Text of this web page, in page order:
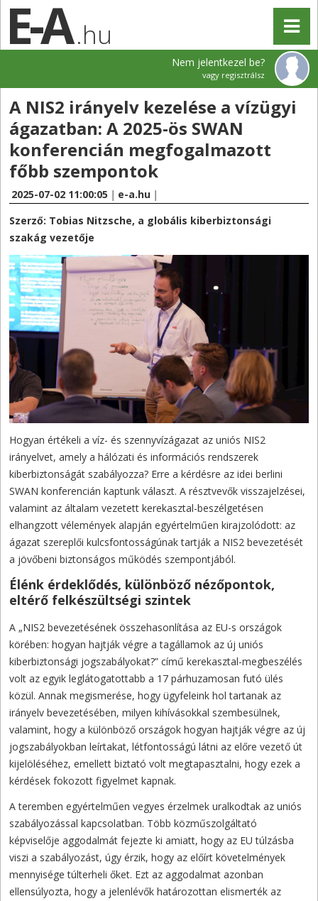
.hu
Nem jelentkezel be?
vagy regisztrálsz
A NIS2 irányelv kezelése a vízügyi
ágazatban: A 2025-ös SWAN
konferencián megfogalmazott
főbb szempontok
2025-07-02 11:00:05 | e-a.hu |
Szerző: Tobias Nitzsche, a globális kiberbiztonsági
szakág vezetője
Hogyan értékeli a víz- és szennyvízágazat az uniós NIS2
irányelvet, amely a hálózati és információs rendszerek
kiberbiztonságát szabályozza? Erre a kérdésre az idei berlini
SWAN konferencián kaptunk választ. A résztvevők visszajelzései,
valamint az általam vezetett kerekasztal-beszélgetésen
elhangzott vélemények alapján egyértelműen kirajzolódott: az
ágazat szereplői kulcsfontosságúnak tartják a NIS2 bevezetését
a jövőbeni biztonságos működés szempontjából.
Élénk érdeklődés, különböző nézőpontok,
eltérő felkészültségi szintek
A „NIS2 bevezetésének összehasonlítása az EU-s országok
körében: hogyan hajtják végre a tagállamok az új uniós
kiberbiztonsági jogszabályokat?” című kerekasztal-megbeszélés
volt az egyik leglátogatottabb a 17 párhuzamosan futó ülés
közül. Annak megismerése, hogy ügyfeleink hol tartanak az
irányelv bevezetésében, milyen kihívásokkal szembesülnek,
valamint, hogy a különböző országok hogyan hajtják végre az új
jogszabályokban leírtakat, létfontosságú látni az előre vezető út
kijelöléséhez, emellett biztató volt megtapasztalni, hogy ezek a
kérdések fokozott figyelmet kapnak.
A teremben egyértelműen vegyes érzelmek uralkodtak az uniós
szabályozással kapcsolatban. Több közműszolgáltató
képviselője aggodalmát fejezte ki amiatt, hogy az EU túlzásba
viszi a szabályozást, úgy érzik, hogy az előírt követelmények
mennyisége túlterheli őket. Ezt az aggodalmat azonban
ellensúlyozta, hogy a jelenlévők határozottan elismerték az